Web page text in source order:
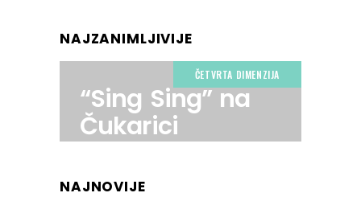
NAJZANIMLJIVIJE
ČETVRTA DIMENZIJA
“Sing Sing” na
Čukarici
NAJNOVIJE